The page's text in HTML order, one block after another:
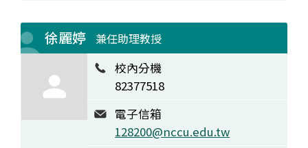
徐麗婷 兼任助理教授
校內分機
82377518
電子信箱
128200@nccu.edu.tw